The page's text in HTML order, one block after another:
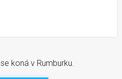
koná v Rumburku.